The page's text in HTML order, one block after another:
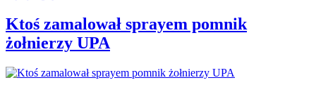
Ktoś zamalował sprayem pomnik
żołnierzy UPA